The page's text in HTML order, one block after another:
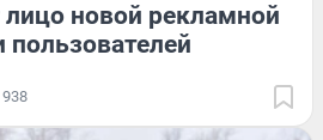
лицо новой рекламной
938